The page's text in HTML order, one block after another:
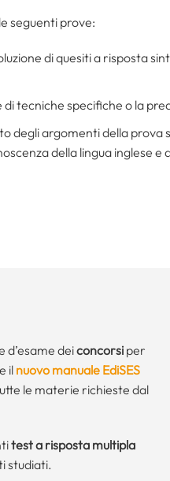
seguenti prove:
di quesiti a risposta
di tecniche specifiche o la
degli argomenti della
della lingua inglese
d’esame deiconcorsiper
il nuovo manuale EdiSES
le materie richieste dal
test a risposta multipla
studiati.